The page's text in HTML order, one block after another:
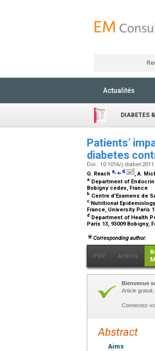
Actualités
DIABETES
Patients’
diabetes
Doi : 10.1016/
G. Reach a,⁎,d , A.
a Department of
Bobigny cedex, France
b Centre d’Examens de
c Nutritional
France, University Paris
d Department of Health
Paris 13, 93009 Bobigny,
Corresponding author.
PDF Article
Bienvenue
Article gratuit.
Connectez-
Abstract
Aims